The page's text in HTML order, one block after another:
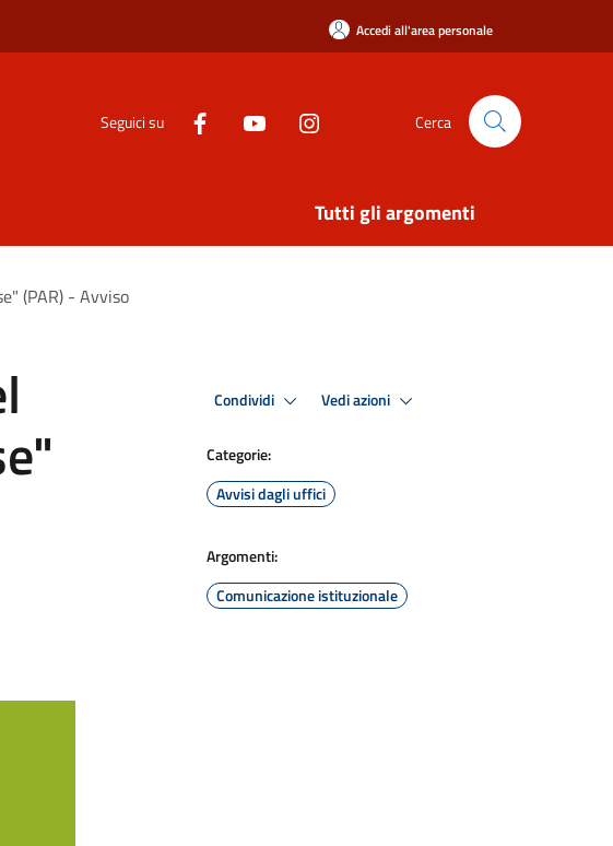
Accedi all'area personale
Seguici su Cerca
Tutti gli argomenti
(PAR) - Avviso
Condividi Vedi azioni
Categorie:
Avvisi dagli uffici
Argomenti:
Comunicazione istituzionale